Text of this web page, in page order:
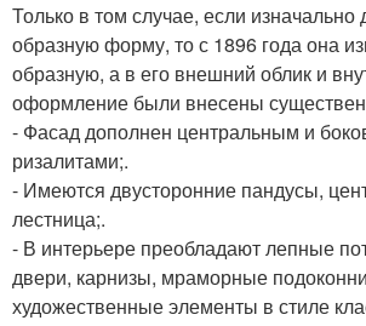
Только в том случае, если
образную форму, то с 1896 года она
образную, а в его внешний облик и
оформление были внесены
- Фасад дополнен центральным и
ризалитами;.
- Имеются двусторонние пандусы,
лестница;.
- В интерьере преобладают лепные
двери, карнизы, мраморные
художественные элементы в стиле